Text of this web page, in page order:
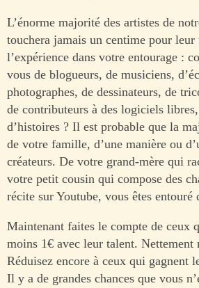
L’énorme majorité des artistes de
touchera jamais un centime pour
l’expérience dans votre entourage :
vous de blogueurs, de musiciens,
photographes, de dessinateurs, de
de contributeurs à des logiciels
d’histoires ? Il est probable que la
de votre famille, d’une manière ou
créateurs. De votre grand-mère qui
votre petit cousin qui compose des
récite sur Youtube, vous êtes entouré
Maintenant faites le compte de ceux
moins 1€ avec leur talent. Nettement
Réduisez encore à ceux qui gagnent
Il y a de grandes chances que vous